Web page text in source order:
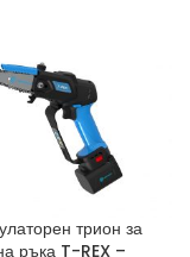
трион за
ръка T-REX –